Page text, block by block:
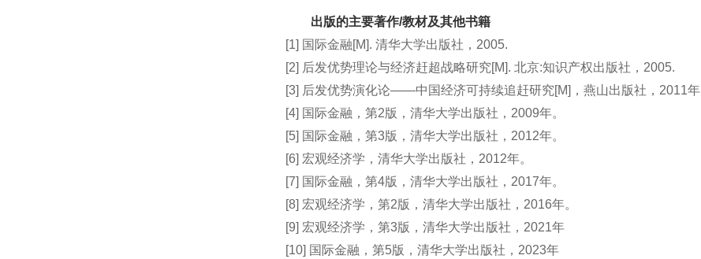
出版的主要著作/教材及其他书籍
1]
国际金融[M]. 清华大学出版社，2005.
[2]
后发优势理论与经济赶超战略研究[M]. 北京:知识产权出版社，2005.
[3] 后发优势演化论——中国经济可持续追赶研究[M]，燕山出版社，2011年
[4]
国际金融，第2版，清华大学出版社，2009年。
5]
国际金融，第3版，清华大学出版社，2012年。
[6] 宏观经济学，清华大学出版社，2012年。
7
国际金融，第4版，清华大学出版社，2017年。
[8] 宏观经济学，第2版，清华大学出版社，2016年。
9 宏观经济学，第3版，清华大学出版社，2021年
[10] 国际金融，第5版，清华大学出版社，2023年